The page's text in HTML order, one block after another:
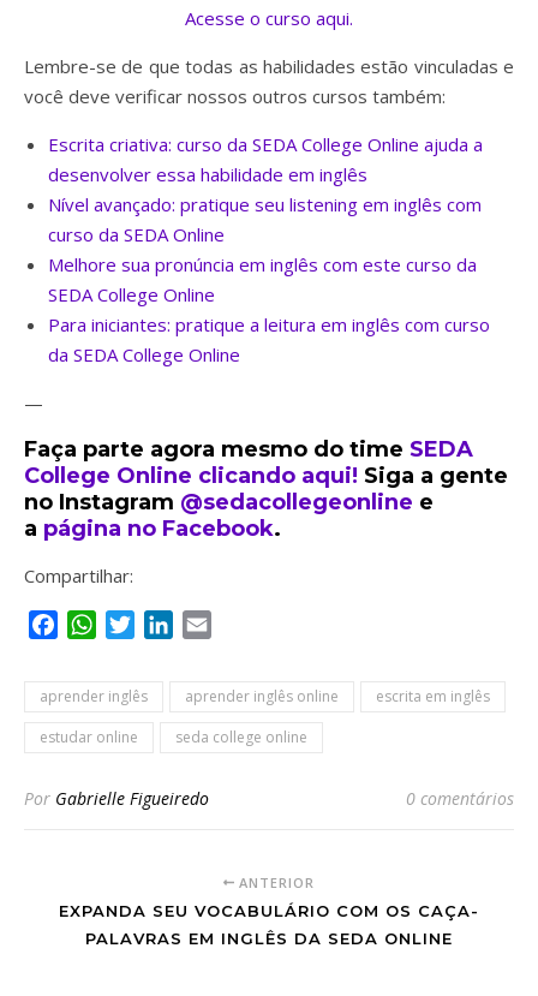
Acesse o curso aqui.
Lembre-se de que todas as habilidades estão vinculadas e
você deve verificar nossos outros cursos também:
Escrita criativa: curso da SEDA College Online ajuda a
desenvolver essa habilidade em inglês
Nível avançado: pratique seu listening em inglês com
curso da SEDA Online
Melhore sua pronúncia em inglês com este curso da
SEDA College Online
Para iniciantes: pratique a leitura em inglês com curso
da SEDA College Online
—
Faça parte agora mesmo do time SEDA
College Online clicando aqui! Siga a gente
no Instagram @sedacollegeonline e
a página no Facebook.
Compartilhar:
FacebookWhatsApp
TwitterLinkedIn
aprender inglês aprender inglês online
escrita em inglês
estudar online
seda college online
Por Gabrielle Figueiredo 0 comentários
ANTERIOR
EXPANDA SEU VOCABULÁRIO COM OS CAÇA-
PALAVRAS EM INGLÊS DA SEDA ONLINE